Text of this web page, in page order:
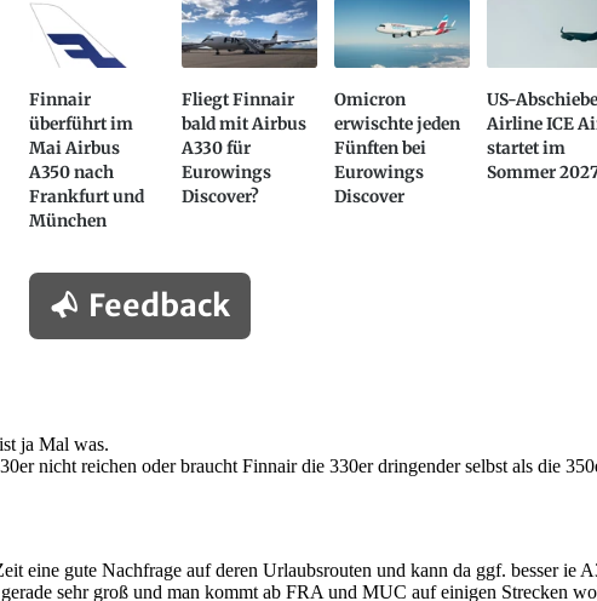
Finnair
überführt im
Mai Airbus
A350 nach
Frankfurt und
München
Fliegt Finnair
bald mit Airbus
A330 für
Eurowings
Discover?
Omicron
erwischte jeden
Fünften bei
Eurowings
Discover
US-
Airline ICE
startet im
Sommer
Feedback